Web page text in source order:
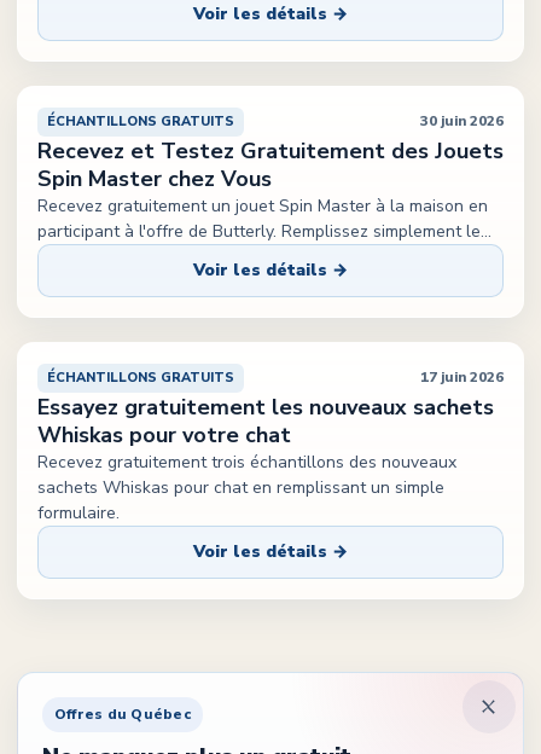
Voir les détails →
ÉCHANTILLONS GRATUITS 30 juin 2026
Recevez et Testez Gratuitement des Jouets
Spin Master chez Vous
Recevez gratuitement un jouet Spin Master à la maison en
participant à l'offre de Butterly. Remplissez simplement le...
Voir les détails →
ÉCHANTILLONS GRATUITS 17 juin 2026
Essayez gratuitement les nouveaux sachets
Whiskas pour votre chat
Recevez gratuitement trois échantillons des nouveaux
sachets Whiskas pour chat en remplissant un simple
formulaire.
Voir les détails →
Offres du Québec